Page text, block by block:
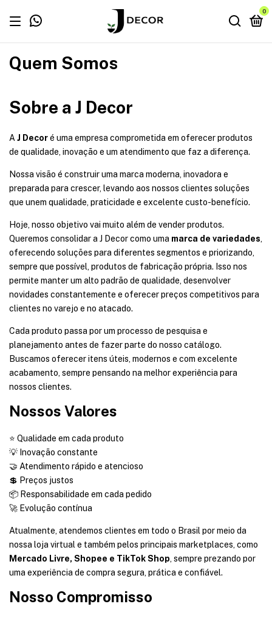
0
Quem Somos
Sobre a J Decor
AJ Decoré uma empresa comprometida em oferecer produtos
de qualidade, inovação e um atendimento que faz a diferença.
Nossa visão é construir uma marca moderna, inovadora e
preparada para crescer, levando aos nossos clientes soluções
que unem qualidade, praticidade e excelente custo-benefício.
Hoje, nosso objetivo vai muito além de vender produtos.
Queremos consolidar a J Decor como uma marca de variedades,
oferecendo soluções para diferentes segmentos e priorizando,
sempre que possível, produtos de fabricação própria. Isso nos
permite manter um alto padrão de qualidade, desenvolver
novidades constantemente e oferecer preços competitivos para
clientes no varejo e no atacado.
Cada produto passa por um processo de pesquisa e
planejamento antes de fazer parte do nosso catálogo.
Buscamos oferecer itens úteis, modernos e com excelente
acabamento, sempre pensando na melhor experiência para
nossos clientes.
Nossos Valores
⭐ Qualidade em cada produto
💡 Inovação constante
🤝 Atendimento rápido e atencioso
💲 Preços justos
📦 Responsabilidade em cada pedido
🚀 Evolução contínua
Atualmente, atendemos clientes em todo o Brasil por meio da
nossa loja virtual e também pelos principais marketplaces, como
Mercado Livre, Shopee e TikTok Shop, sempre prezando por
uma experiência de compra segura, prática e confiável.
Nosso Compromisso